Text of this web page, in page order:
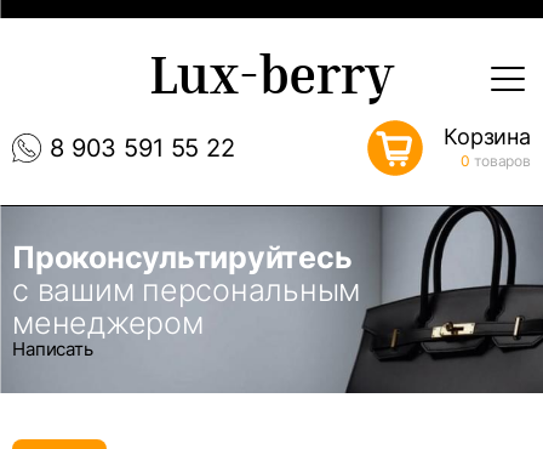
8 903 591 55 22
Lux-berry
Корзина
0 товаров
Проконсультируйтесь
с вашим персональным
менеджером
Написать